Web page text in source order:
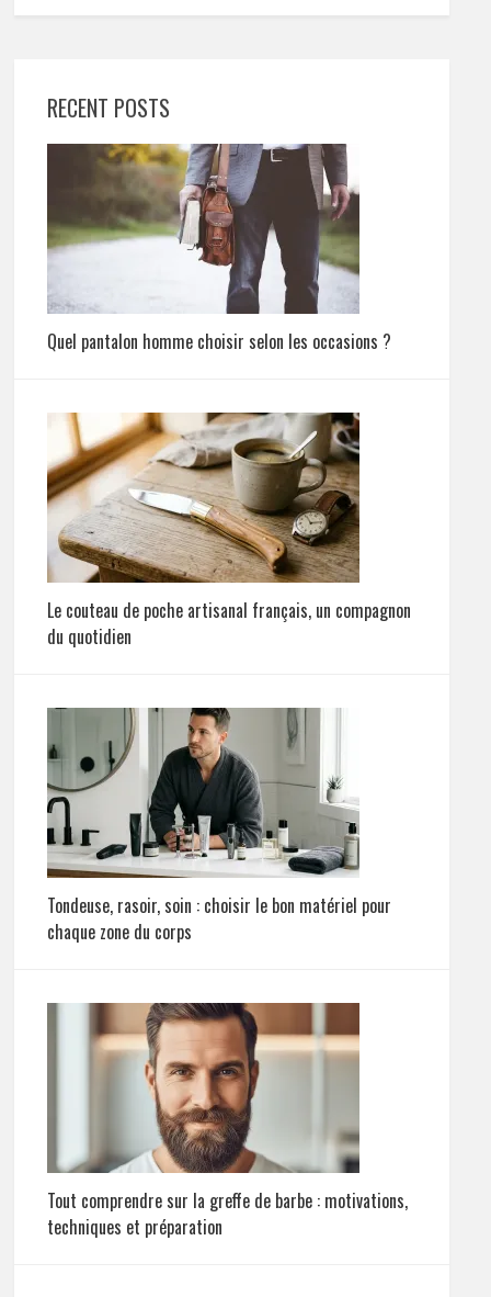
RECENT POSTS
Quel pantalon homme choisir selon les occasions ?
Le couteau de poche artisanal français, un compagnon
du quotidien
Tondeuse, rasoir, soin : choisir le bon matériel pour
chaque zone du corps
Tout comprendre sur la greffe de barbe : motivations,
techniques et préparation